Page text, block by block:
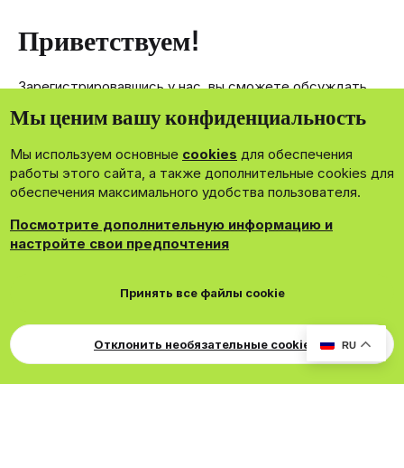
RU
Приветствуем!
Зарегистрировавшись у нас, вы сможете обсуждать,
членам нашего сообщества.
Зарегистрироваться сейчас!
DohTheme
Cookies Russian Обратная связь
Поддержка
Для правообладателей
EN Soundmain
Условия и правила
Политика конфиденциальности
S
Мы ценим вашу конфиденциальность
Мы используем основные cookies для обеспечения
работы этого сайта, а также дополнительные cookies для
обеспечения максимального удобства пользователя.
Посмотрите дополнительную информацию и
настройте свои предпочтения
Принять все файлы cookie
Отклонить необязательные cookie